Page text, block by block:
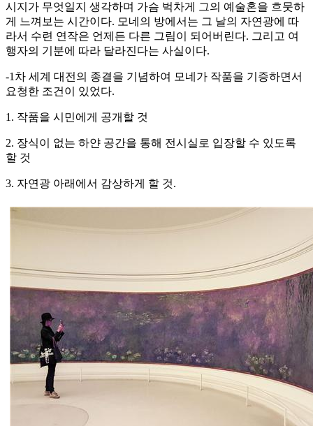
시지가 무엇일지 생각하며 가슴 벅차게 그의 예술혼을 흐뭇하
게 느껴보는 시간이다. 모네의 방에서는 그 날의 자연광에 따
라서 수련 연작은 언제든 다른 그림이 되어버린다. 그리고 여
행자의 기분에 따라 달라진다는 사실이다.
-1차 세계 대전의 종결을 기념하여 모네가 작품을 기증하면서
요청한 조건이 있었다.
1. 작품을 시민에게 공개할 것
2. 장식이 없는 하얀 공간을 통해 전시실로 입장할 수 있도록
할 것
3. 자연광 아래에서 감상하게 할 것.